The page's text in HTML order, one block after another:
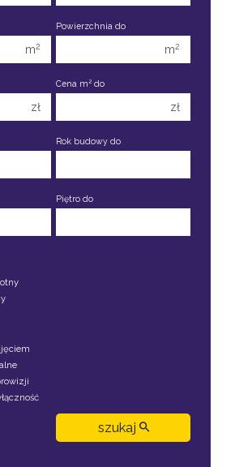
3 pokoje
4 pokoje
6 pokoi
m2
Powierzchnia do
m2
zł
Cena m2 do
zł
Rok budowy do
Piętro do
szukaj